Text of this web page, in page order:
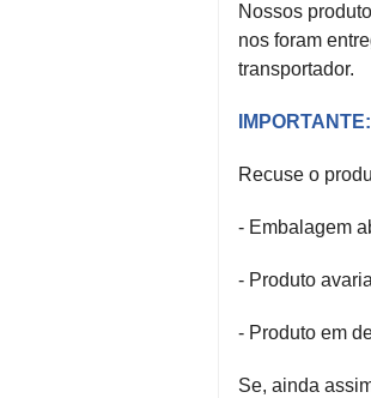
Nossos
nos foram
transportador.
IMPORTANTE:
Recuse o
- Embalagem
- Produto
- Produto em
Se, ainda